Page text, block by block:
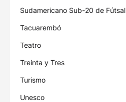
Sudamericano Sub-20 de Fútsal
Tacuarembó
Teatro
Treinta y Tres
Turismo
Unesco